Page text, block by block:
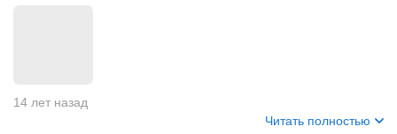
14 лет назад
Читать полностью